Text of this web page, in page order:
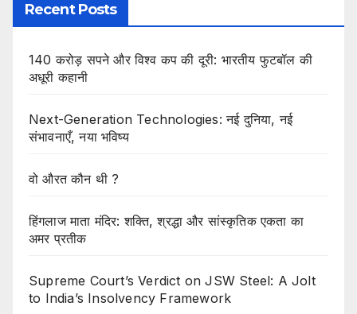
Recent Posts
140 करोड़ सपने और विश्व कप की दूरी: भारतीय फुटबॉल की
अधूरी कहानी
Next-Generation Technologies: नई दुनिया, नई
संभावनाएँ, नया भविष्य
वो औरत कौन थी ?
हिंगलाज माता मंदिर: शक्ति, श्रद्धा और सांस्कृतिक एकता का
अमर प्रतीक
Supreme Court’s Verdict on JSW Steel: A Jolt
to India’s Insolvency Framework